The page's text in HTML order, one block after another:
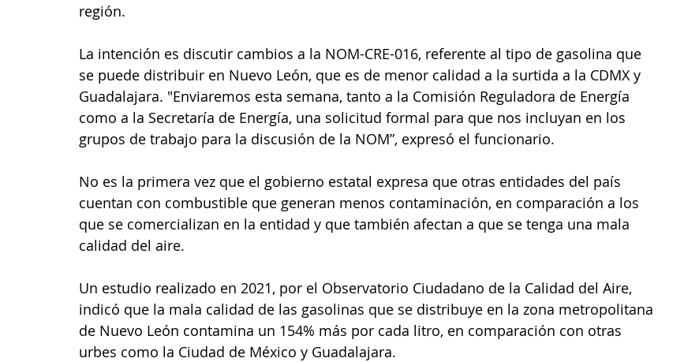
región.
La intención es discutir cambios a la NOM-CRE-016, referente al tipo de gasolina que
se puede distribuir en Nuevo León, que es de menor calidad a la surtida a la CDMX y
Guadalajara. "Enviaremos esta semana, tanto a la Comisión Reguladora de Energía
como a la Secretaría de Energía, una solicitud formal para que nos incluyan en los
grupos de trabajo para la discusión de la NOM”, expresó el funcionario.
No es la primera vez que el gobierno estatal expresa que otras entidades del país
cuentan con combustible que generan menos contaminación, en comparación a los
que se comercializan en la entidad y que también afectan a que se tenga una mala
calidad del aire.
Un estudio realizado en 2021, por el Observatorio Ciudadano de la Calidad del Aire,
indicó que la mala calidad de las gasolinas que se distribuye en la zona metropolitana
de Nuevo León contamina un 154% más por cada litro, en comparación con otras
urbes como la Ciudad de México y Guadalajara.